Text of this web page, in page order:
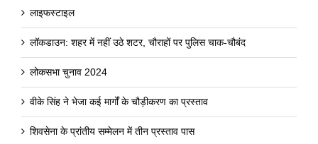
लाइफस्टाइल
लॉकडाउन: शहर में नहीं उठे शटर, चौराहों पर पुलिस चाक-चौबंद
लोकसभा चुनाव 2024
वीके सिंह ने भेजा कई मार्गों के चौड़ीकरण का प्रस्ताव
शिवसेना के प्रांतीय सम्मेलन में तीन प्रस्ताव पास